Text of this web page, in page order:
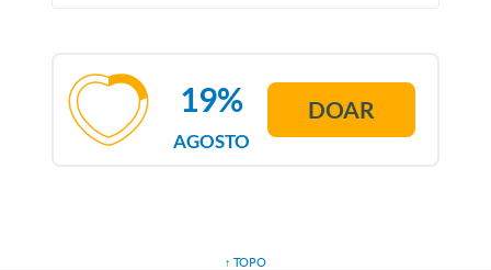
AGOSTO
19% DOAR
↑ TOPO